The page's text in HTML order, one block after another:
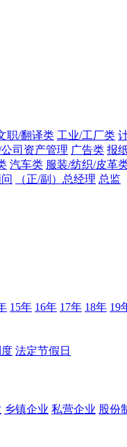
职/翻译类 工业/工厂类
司资产管理 广告类 报
汽车类 服装/纺织/皮革
（正/副）总经理 总监
15年 16年 17年 18年 19
法定节假日
乡镇企业 私营企业 股份